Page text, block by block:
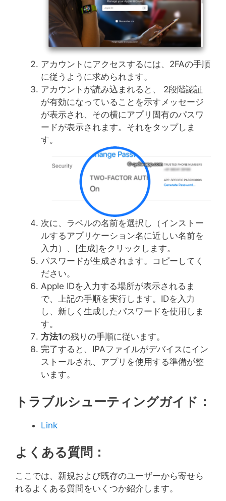
アカウントにアクセスするには、2FAの手順
に従うように求められます。
アカウントが読み込まれると、 2段階認証
が有効になっていることを示すメッセージ
が表示され、その横にアプリ固有のパスワ
ードが表示されます。それをタップしま
す。
次に、ラベルの名前を選択し（インストー
ルするアプリケーション名に近しい名前を
入力）、[生成]をクリックします。
パスワードが生成されます。コピーしてく
ださい。
Apple IDを入力する場所が表示されるま
で、上記の手順を実行します。IDを入力
し、新しく生成したパスワードを使用しま
す。
方法1の残りの手順に従います。
完了すると、IPAファイルがデバイスにイン
ストールされ、アプリを使用する準備が整
います。
トラブルシューティングガイド：
Link
よくある質問：
ここでは、新規および既存のユーザーから寄せら
れるよくある質問をいくつか紹介します。